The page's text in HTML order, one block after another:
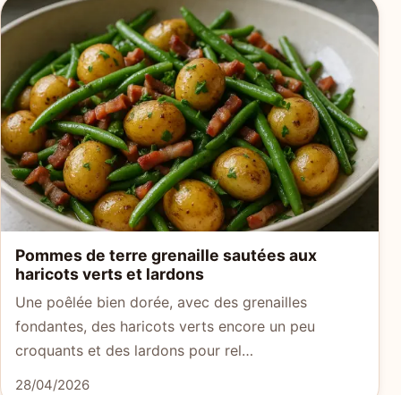
Pommes de terre grenaille sautées aux
haricots verts et lardons
Une poêlée bien dorée, avec des grenailles
fondantes, des haricots verts encore un peu
croquants et des lardons pour rel…
28/04/2026